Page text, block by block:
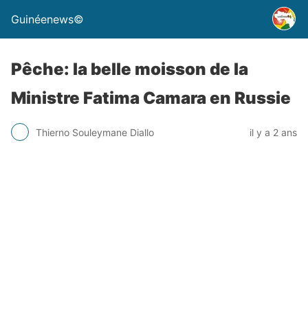
Guinéenews©
Pêche: la belle moisson de la
Ministre Fatima Camara en Russie
Thierno Souleymane Diallo il y a 2 ans